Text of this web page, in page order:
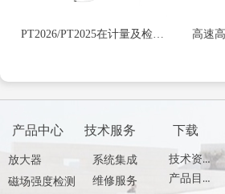
PT2026/PT2025在计量及检测
高速
技术资料
产品目录
放大器
磁场强度检测
系统集成
维修服务
下载
技术服务
产品中心